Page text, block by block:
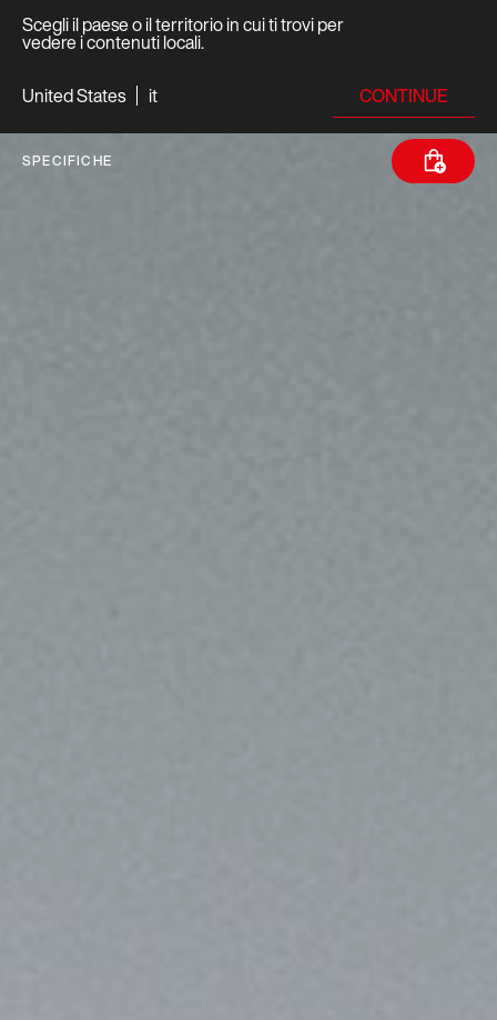
Scegli il paese o il territorio in cui ti trovi per
vedere i contenuti locali.
United States
it CONTINUE
SPECIFICHE